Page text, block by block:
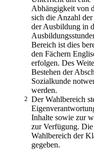
Abhängigkeit von
sich die Anzahl
der Ausbildung in
Bereich ist dies
den Fächern
erfolgen. Des
Bestehen der
Sozialkunde
werden.
2 Der Wahlbereich
Inhalte sowie zur
zur Verfügung.
Wahlbereich der
gegeben.